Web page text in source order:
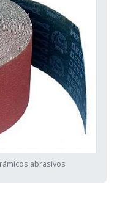
abrasivos